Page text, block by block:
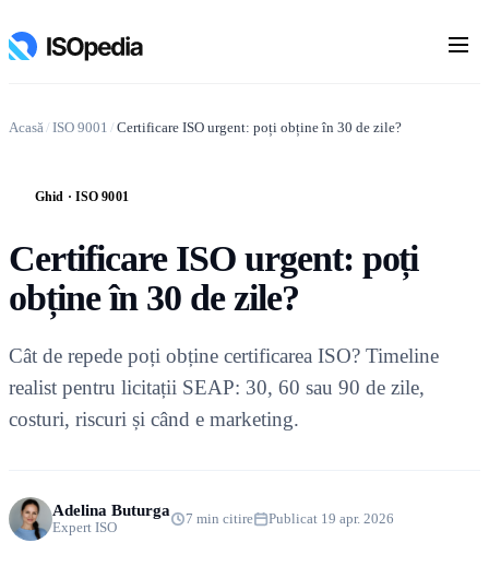
Acasă/ ISO 9001 / Certificare ISO urgent: poți obține în 30 de zile?
Ghid · ISO 9001
Certificare ISO urgent: poți
obține în 30 de zile?
Cât de repede poți obține certificarea ISO? Timeline
realist pentru licitații SEAP: 30, 60 sau 90 de zile,
costuri, riscuri și când e marketing.
Adelina Buturga
Expert ISO
7 min citire Publicat 19 apr. 2026